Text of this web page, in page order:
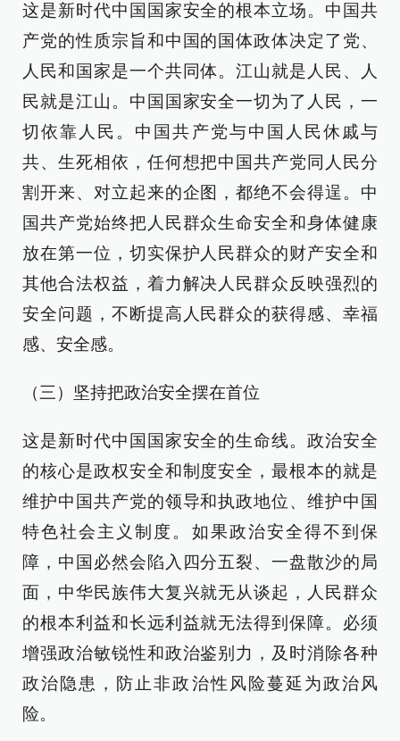
这是新时代中国国家安全的根本立场。中国共
产党的性质宗旨和中国的国体政体决定了党、
人民和国家是一个共同体。江山就是人民、人
民就是江山。中国国家安全一切为了人民，一
切依靠人民。中国共产党与中国人民休戚与
共、生死相依，任何想把中国共产党同人民分
割开来、对立起来的企图，都绝不会得逞。中
国共产党始终把人民群众生命安全和身体健康
放在第一位，切实保护人民群众的财产安全和
其他合法权益，着力解决人民群众反映强烈的
安全问题，不断提高人民群众的获得感、幸福
感、安全感。
（三）坚持把政治安全摆在首位
这是新时代中国国家安全的生命线。政治安全
的核心是政权安全和制度安全，最根本的就是
维护中国共产党的领导和执政地位、维护中国
特色社会主义制度。如果政治安全得不到保
障，中国必然会陷入四分五裂、一盘散沙的局
面，中华民族伟大复兴就无从谈起，人民群众
的根本利益和长远利益就无法得到保障。必须
增强政治敏锐性和政治鉴别力，及时消除各种
政治隐患，防止非政治性风险蔓延为政治风
险。